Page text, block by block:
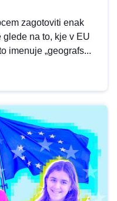
zagotoviti enak
glede na to, kje v EU
imenuje „geografs...